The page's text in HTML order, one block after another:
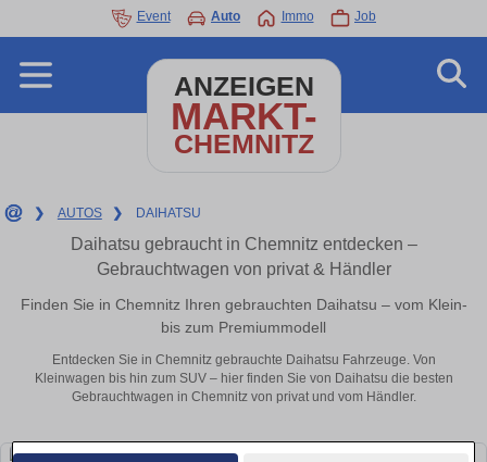
Event Auto Immo Job
ANZEIGEN
MARKT-
CHEMNITZ
❯ AUTOS ❯ DAIHATSU
Daihatsu gebraucht in Chemnitz entdecken –
Gebrauchtwagen von privat & Händler
Finden Sie in Chemnitz Ihren gebrauchten Daihatsu – vom Klein-
bis zum Premiummodell
Entdecken Sie in Chemnitz gebrauchte Daihatsu Fahrzeuge. Von
Kleinwagen bis hin zum SUV – hier finden Sie von Daihatsu die besten
Gebrauchtwagen in Chemnitz von privat und vom Händler.